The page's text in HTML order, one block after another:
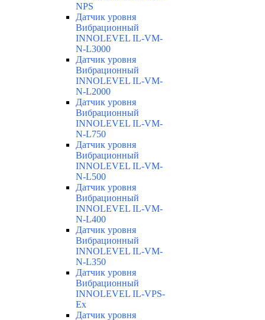
NPS
Датчик уровня
Вибрационный
INNOLEVEL IL-VM-
N-L3000
Датчик уровня
Вибрационный
INNOLEVEL IL-VM-
N-L2000
Датчик уровня
Вибрационный
INNOLEVEL IL-VM-
N-L750
Датчик уровня
Вибрационный
INNOLEVEL IL-VM-
N-L500
Датчик уровня
Вибрационный
INNOLEVEL IL-VM-
N-L400
Датчик уровня
Вибрационный
INNOLEVEL IL-VM-
N-L350
Датчик уровня
Вибрационный
INNOLEVEL IL-VPS-
Ex
Датчик уровня